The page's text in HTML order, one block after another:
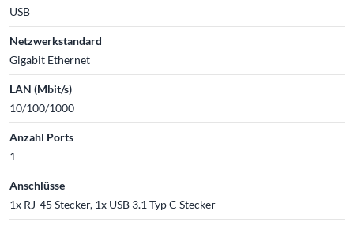
USB
Netzwerkstandard
Gigabit Ethernet
LAN (Mbit/s)
10/100/1000
Anzahl Ports
1
Anschlüsse
1x RJ-45 Stecker, 1x USB 3.1 Typ C Stecker